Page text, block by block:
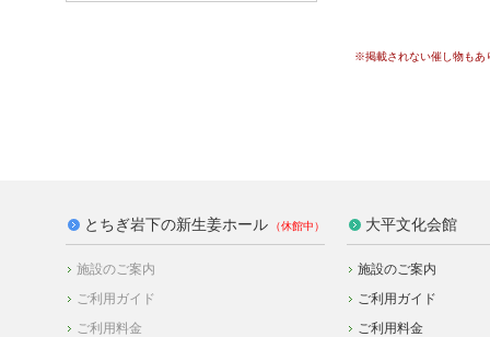
※掲載されない催し物もあ
とちぎ岩下の新生姜ホール
施設のご案内
ご利用ガイド
ご利用料金
大平文化会館
施設のご案内
ご利用ガイド
ご利用料金